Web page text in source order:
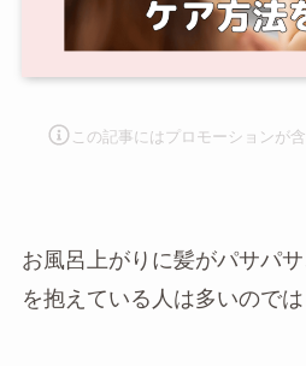
この記事にはプロモーションが
お風呂上がりに髪がパサパ
を抱えている人は多いのでは